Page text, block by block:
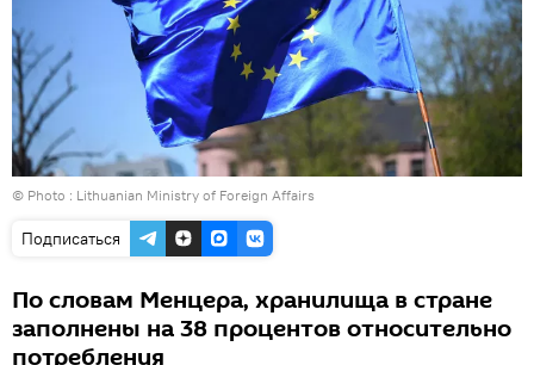
© Photo : Lithuanian Ministry of Foreign Affairs
Подписаться
По словам Менцера, хранилища в стране
заполнены на 38 процентов относительно
потребления